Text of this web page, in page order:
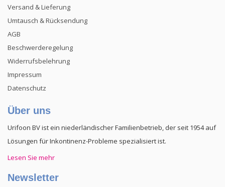
Versand & Lieferung
Umtausch & Rücksendung
AGB
Beschwerderegelung
Widerrufsbelehrung
Impressum
Datenschutz
Über uns
Urifoon BV ist ein niederländischer Familienbetrieb, der seit 1954 auf
Lösungen für Inkontinenz-Probleme spezialisiert ist.
Lesen Sie mehr
Newsletter